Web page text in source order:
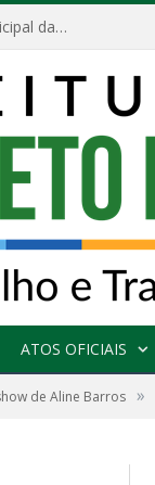
Escola Municipal Divino Espírito Santo conquista etapa municipal da V Feira Amazonense de Matemática
ATOS OFICIAIS
de Aline Barros »